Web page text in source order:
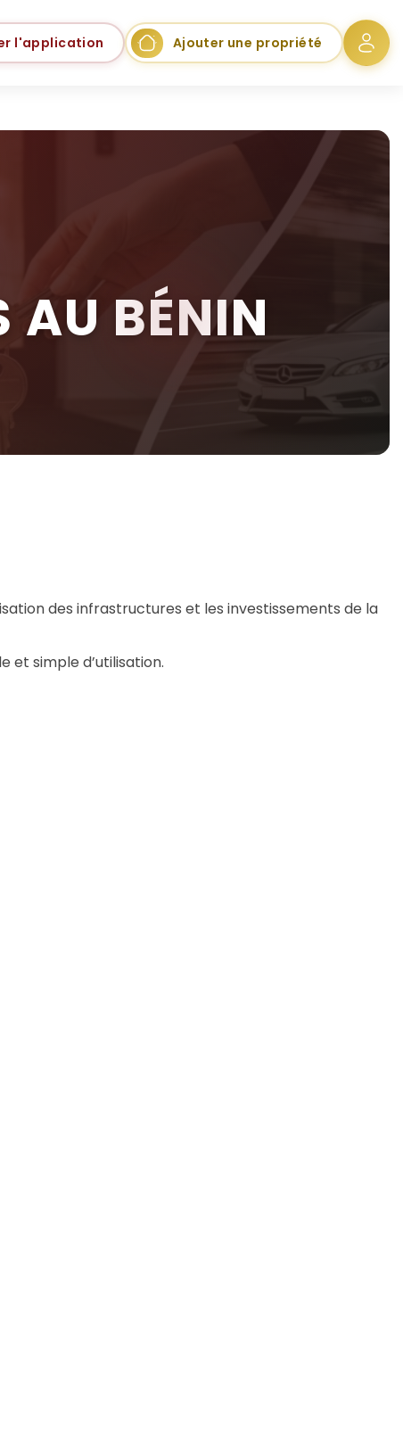
l'application Ajouter une propriété
AU BÉNIN
des infrastructures et les investissements de la
et simple d’utilisation.